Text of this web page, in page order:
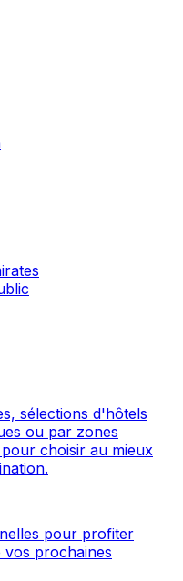
sélections d'hôtels
ou par zones
choisir au mieux
pour profiter
vos prochaines